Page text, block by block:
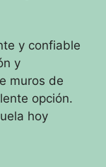
y confiable
y
muros de
opción.
hoy